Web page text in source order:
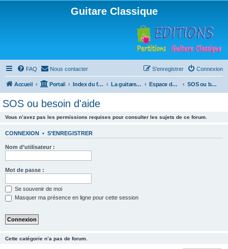
Guitare Classique
FAQ Nous contacter Connexion
S’enregistrer
Accueil Portail Index du forum La guitare : instrument, cours et théorie Espace débutants SOS ou besoin d'aide
SOS ou besoin d'aide
Vous n’avez pas les permissions requises pour consulter les sujets de ce forum.
CONNEXION • S’ENREGISTRER
Nom d’utilisateur :
Mot de passe :
Se souvenir de moi
Masquer ma présence en ligne pour cette session
Cette catégorie n’a pas de forum.